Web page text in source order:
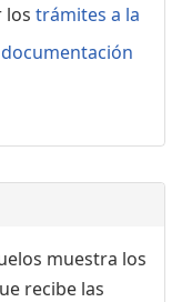
los trámites a la
documentación
muestra los
recibe las